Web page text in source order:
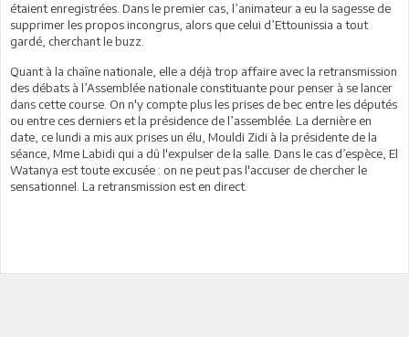
étaient enregistrées. Dans le premier cas, l’animateur a eu la sagesse de
supprimer les propos incongrus, alors que celui d’Ettounissia a tout
gardé, cherchant le buzz.
Quant à la chaîne nationale, elle a déjà trop affaire avec la retransmission
des débats à l’Assemblée nationale constituante pour penser à se lancer
dans cette course. On n'y compte plus les prises de bec entre les députés
ou entre ces derniers et la présidence de l’assemblée. La dernière en
date, ce lundi a mis aux prises un élu, Mouldi Zidi à la présidente de la
séance, Mme Labidi qui a dû l'expulser de la salle. Dans le cas d’espèce, El
Watanya est toute excusée : on ne peut pas l'accuser de chercher le
sensationnel. La retransmission est en direct.